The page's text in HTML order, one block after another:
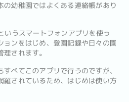
の幼稚園ではよくある連絡帳があり
うスマートフォンアプリを使っ
ョンをはじめ、登園記録や日々の園
されます。
べてこのアプリで行うのですが、
羅されているため、はじめは使い方